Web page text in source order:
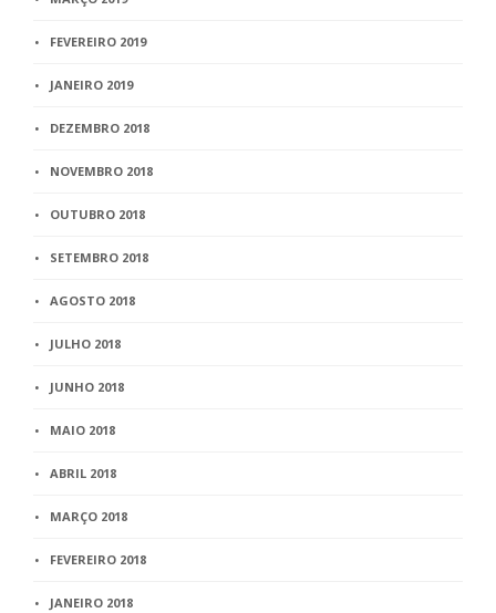
FEVEREIRO 2019
JANEIRO 2019
DEZEMBRO 2018
NOVEMBRO 2018
OUTUBRO 2018
SETEMBRO 2018
AGOSTO 2018
JULHO 2018
JUNHO 2018
MAIO 2018
ABRIL 2018
MARÇO 2018
FEVEREIRO 2018
JANEIRO 2018